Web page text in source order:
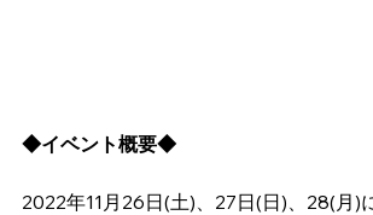
◆イベント概要◆
2022年11月26日(土)、27日(日)、28(月)